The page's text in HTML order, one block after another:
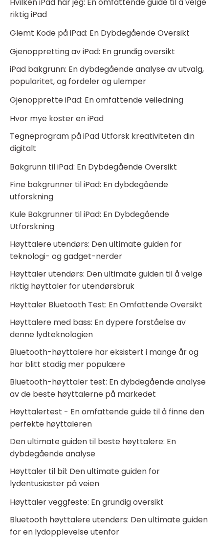
riktig iPad
Glemt Kode på iPad: En Dybdegående Oversikt
Gjenoppretting av iPad: En grundig oversikt
iPad bakgrunn: En dybdegående analyse av utvalg,
popularitet, og fordeler og ulemper
Gjenopprette iPad: En omfattende veiledning
Hvor mye koster en iPad
Tegneprogram på iPad Utforsk kreativiteten din
digitalt
Bakgrunn til iPad: En Dybdegående Oversikt
Fine bakgrunner til iPad: En dybdegående
utforskning
Kule Bakgrunner til iPad: En Dybdegående
Utforskning
Høyttalere utendørs: Den ultimate guiden for
teknologi- og gadget-nerder
Høyttaler utendørs: Den ultimate guiden til å velge
riktig høyttaler for utendørsbruk
Høyttaler Bluetooth Test: En Omfattende Oversikt
Høyttalere med bass: En dypere forståelse av
denne lydteknologien
Bluetooth-høyttalere har eksistert i mange år og
har blitt stadig mer populære
Bluetooth-høyttaler test: En dybdegående analyse
av de beste høyttalerne på markedet
Høyttalertest - En omfattende guide til å finne den
perfekte høyttaleren
Den ultimate guiden til beste høyttalere: En
dybdegående analyse
Høyttaler til bil: Den ultimate guiden for
lydentusiaster på veien
Høyttaler veggfeste: En grundig oversikt
Bluetooth høyttalere utendørs: Den ultimate guiden
for en lydopplevelse utenfor